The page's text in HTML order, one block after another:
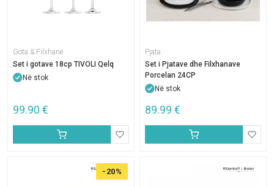
Gota & Filxhanë
Set i gotave 18cp TIVOLI Qelq
Në stok
99.90 €
Pjata
Set i Pjatave dhe Filxhanave
Porcelan 24CP
Në stok
89.99 €
-20%